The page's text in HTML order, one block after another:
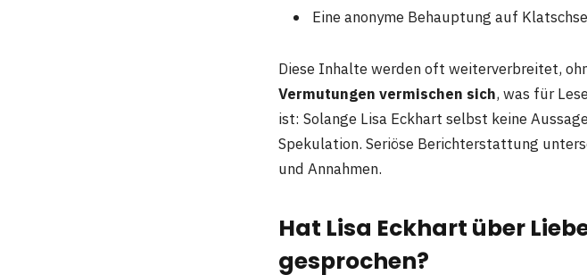
Eine anonyme Behauptung auf
Diese Inhalte werden oft weiterverbreitet,
Vermutungen vermischen sich, was für
ist: Solange Lisa Eckhart selbst keine
Spekulation. Seriöse Berichterstattung
und Annahmen.
Hat Lisa Eckhart über
gesprochen?